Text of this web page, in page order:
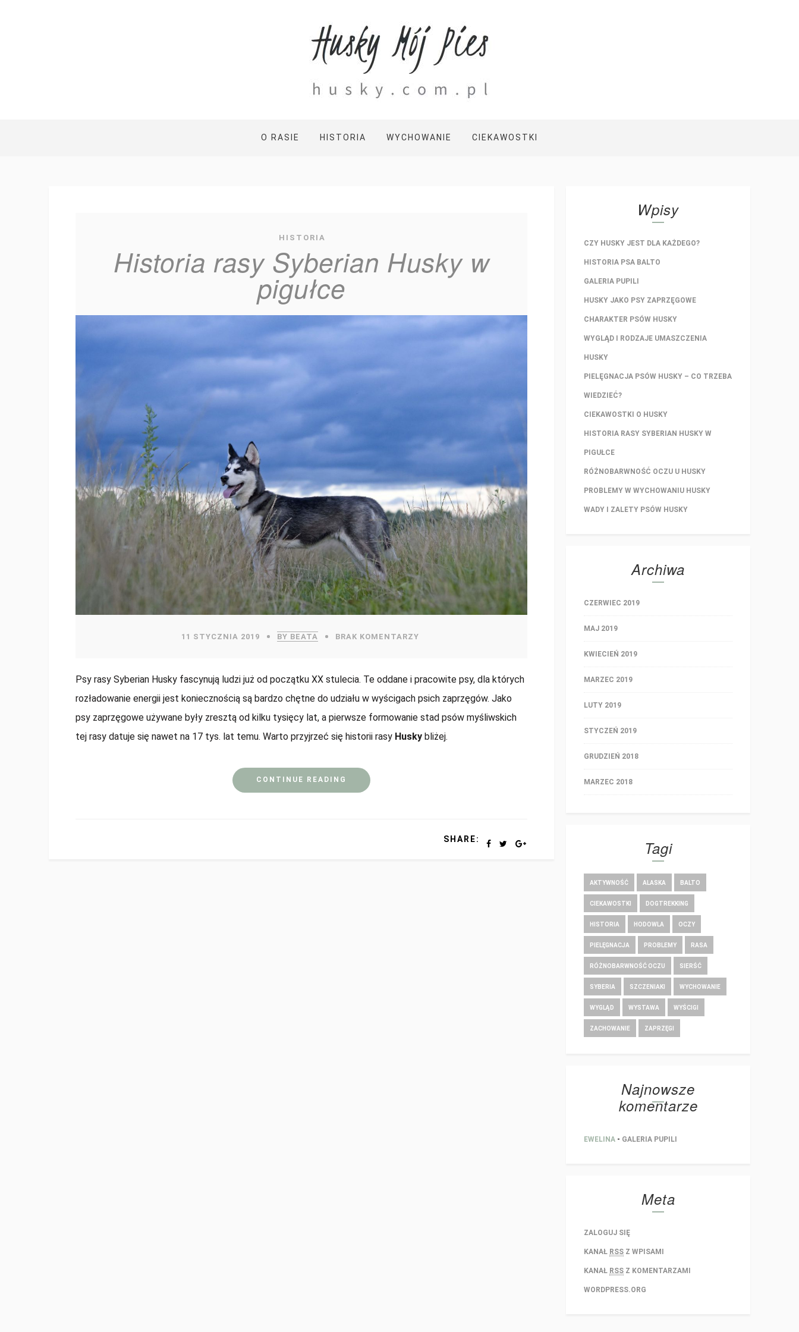
O RASIE HISTORIA WYCHOWANIE CIEKAWOSTKI
HISTORIA
Historia rasy Syberian Husky w
pigułce
11 STYCZNIA 2019 BY BEATA BRAK KOMENTARZY
Psy rasy Syberian Husky fascynują ludzi już od początku XX stulecia. Te oddane i pracowite psy, dla których
rozładowanie energii jest koniecznością są bardzo chętne do udziału w wyścigach psich zaprzęgów. Jako
psy zaprzęgowe używane były zresztą od kilku tysięcy lat, a pierwsze formowanie stad psów myśliwskich
tej rasy datuje się nawet na 17 tys. lat temu. Warto przyjrzeć się historii rasy Husky bliżej.
CONTINUE READING
SHARE:
Wpisy
CZY HUSKY JEST DLA KAŻDEGO?
HISTORIA PSA BALTO
GALERIA PUPILI
HUSKY JAKO PSY ZAPRZĘGOWE
CHARAKTER PSÓW HUSKY
WYGLĄD I RODZAJE UMASZCZENIA
HUSKY
PIELĘGNACJA PSÓW HUSKY – CO TRZEBA
WIEDZIEĆ?
CIEKAWOSTKI O HUSKY
HISTORIA RASY SYBERIAN HUSKY W
PIGUŁCE
RÓŻNOBARWNOŚĆ OCZU U HUSKY
PROBLEMY W WYCHOWANIU HUSKY
WADY I ZALETY PSÓW HUSKY
Archiwa
CZERWIEC 2019
MAJ 2019
KWIECIEŃ 2019
MARZEC 2019
LUTY 2019
STYCZEŃ 2019
GRUDZIEŃ 2018
MARZEC 2018
Tagi
AKTYWNOŚĆ ALASKA BALTO
CIEKAWOSTKI DOGTREKKING
HISTORIA HODOWLA OCZY
PIELĘGNACJA PROBLEMY RASA
RÓŻNOBARWNOŚĆ OCZU SIERŚĆ
SYBERIA SZCZENIAKI WYCHOWANIE
WYGLĄD WYSTAWA WYŚCIGI
ZACHOWANIE ZAPRZĘGI
Najnowsze
komentarze
EWELINA - GALERIA PUPILI
Meta
ZALOGUJ SIĘ
KANAŁ RSS Z WPISAMI
KANAŁ RSS Z KOMENTARZAMI
WORDPRESS.ORG